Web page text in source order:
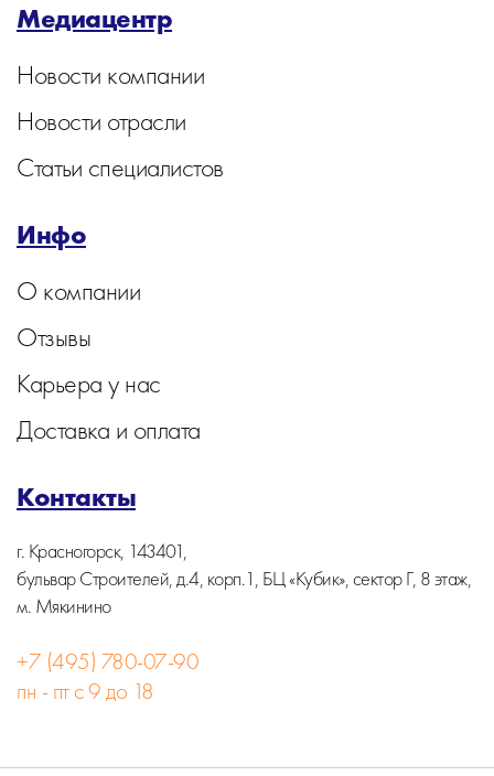
Медиацентр
Новости компании
Новости отрасли
Статьи специалистов
Инфо
О компании
Отзывы
Карьера у нас
Доставка и оплата
Контакты
г. Красногорск, 143401,
бульвар Строителей, д.4, корп.1, БЦ «Кубик», сектор Г, 8 этаж,
м. Мякинино
+7 (495) 780-07-90
пн - пт с 9 до 18